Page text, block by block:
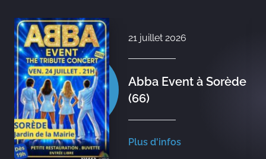
21 juillet 2026
Abba Event à Sorède
(66)
Plus d'infos